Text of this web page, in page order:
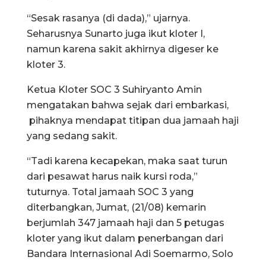
“Sesak rasanya (di dada),” ujarnya.
Seharusnya Sunarto juga ikut kloter I,
namun karena sakit akhirnya digeser ke
kloter 3.
Ketua Kloter SOC 3 Suhiryanto Amin
mengatakan bahwa sejak dari embarkasi,
pihaknya mendapat titipan dua jamaah haji
yang sedang sakit.
“Tadi karena kecapekan, maka saat turun
dari pesawat harus naik kursi roda,”
tuturnya. Total jamaah SOC 3 yang
diterbangkan, Jumat, (21/08) kemarin
berjumlah 347 jamaah haji dan 5 petugas
kloter yang ikut dalam penerbangan dari
Bandara Internasional Adi Soemarmo, Solo